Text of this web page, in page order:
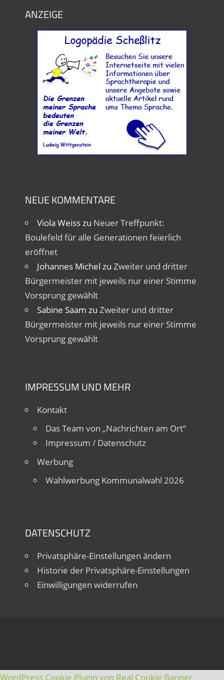
ANZEIGE
NEUE KOMMENTARE
Viola Weisszu Neuer Treffpunkt:
Boulefeld für alle Generationen feierlich
eröffnet
Johannes Michel zu Zweiter und dritter
Bürgermeister mit jeweils nur einer Stimme
Vorsprung gewählt
Sabine Saam zu Zweiter und dritter
Bürgermeister mit jeweils nur einer Stimme
Vorsprung gewählt
IMPRESSUM UND MEHR
Kontakt
Das Team von „Nachrichten am Ort“
Impressum / Datenschutz
Werbung
Wahlwerbung Kommunalwahl 2026
DATENSCHUTZ
Privatsphäre-Einstellungen ändern
Historie der Privatsphäre-Einstellungen
Einwilligungen widerrufen
WordPress Cookie Plugin von Real Cookie Banner